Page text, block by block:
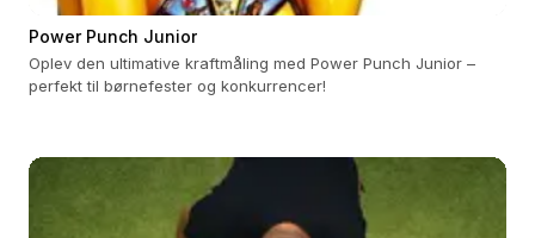
Power Punch Junior
Oplev den ultimative kraftmåling med Power Punch Junior –
perfekt til børnefester og konkurrencer!